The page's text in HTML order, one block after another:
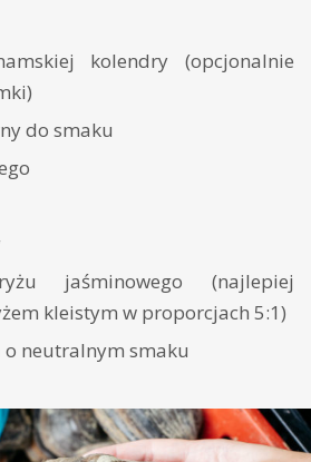
kolendry (opcjonalnie
do smaku
jaśminowego (najlepiej
kleistym w proporcjach 5:1)
neutralnym smaku